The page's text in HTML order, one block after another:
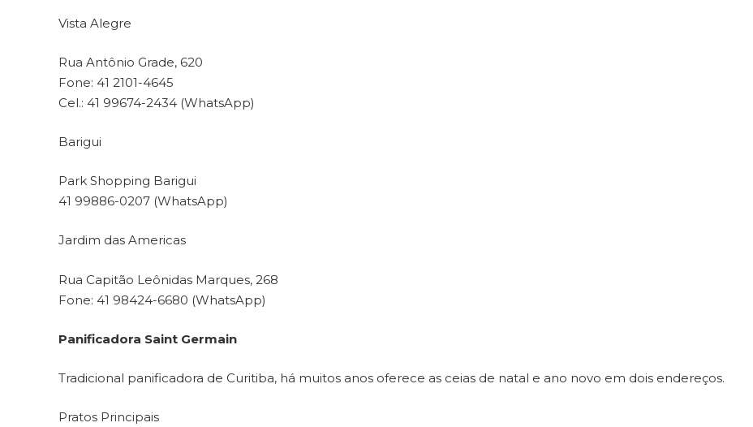
Vista Alegre
Rua Antônio Grade, 620
Fone: 41 2101-4645
Cel.: 41 99674-2434 (WhatsApp)
Barigui
Park Shopping Barigui
41 99886-0207 (WhatsApp)
Jardim das Americas
Rua Capitão Leônidas Marques, 268
Fone: 41 98424-6680 (WhatsApp)
Panificadora Saint Germain
Tradicional panificadora de Curitiba, há muitos anos oferece as ceias de natal e ano novo em dois endereços.
Pratos Principais